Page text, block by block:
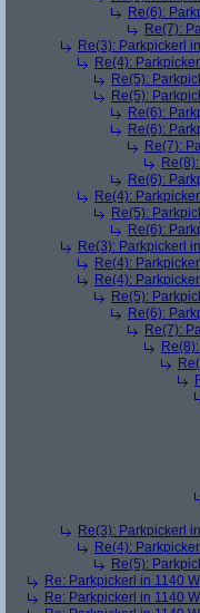
Re(6):
Re(7):
Re(3): Parkpickerl
Re(4):
Re(5):
Re(5):
Re(6):
Re(6):
Re(7):
Re(6):
Re(4):
Re(5):
Re(6):
Re(3): Parkpickerl
Re(4):
Re(4):
Re(5):
Re(6):
Re(7):
Re(3): Parkpickerl
Re(4):
Re(5):
Re: Parkpickerl in 1140
Re: Parkpickerl in 1140